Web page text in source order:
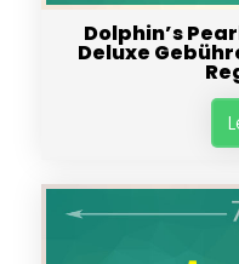
Dolphin’s
Deluxe